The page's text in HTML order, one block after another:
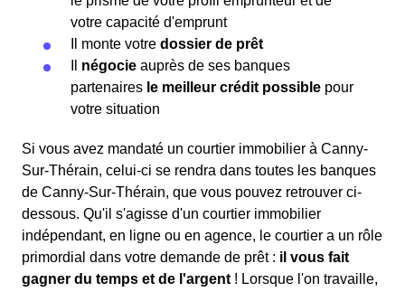
votre capacité d'emprunt
Il monte votre dossier de prêt
négocie auprès de ses banques
partenaires le meilleur crédit possible pour
votre situation
Si vous avez mandaté un courtier immobilier à Canny-
Sur-Thérain, celui-ci se rendra dans toutes les banques
de Canny-Sur-Thérain, que vous pouvez retrouver ci-
dessous. Qu'il s'agisse d'un courtier immobilier
indépendant, en ligne ou en agence, le courtier a un rôle
primordial dans votre demande de prêt : il vous fait
gagner du temps et de l'argent ! Lorsque l'on travaille,